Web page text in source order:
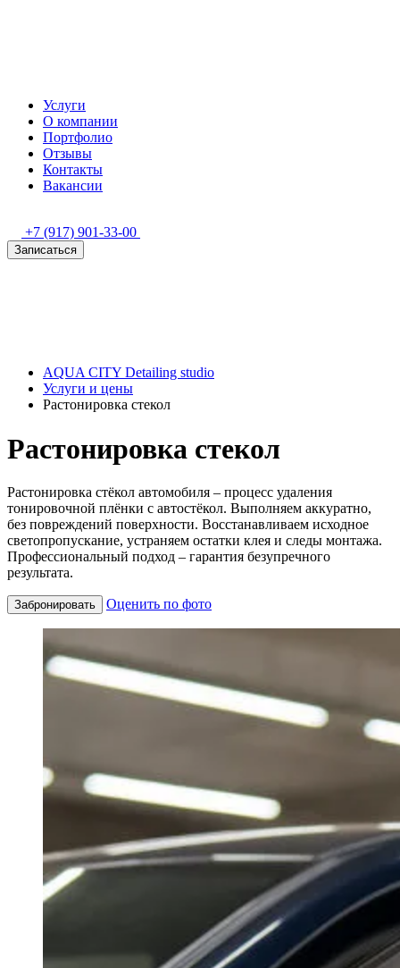
Услуги
О компании
Портфолио
Отзывы
Контакты
Вакансии
+7 (917) 901-33-00
Записаться
AQUA CITY Detailing studio
Услуги и цены
Растонировка стекол
Растонировка стекол
Растонировка стёкол автомобиля – процесс удаления
тонировочной плёнки с автостёкол. Выполняем аккуратно,
без повреждений поверхности. Восстанавливаем исходное
светопропускание, устраняем остатки клея и следы монтажа.
Профессиональный подход – гарантия безупречного
результата.
Забронировать Оценить по фото